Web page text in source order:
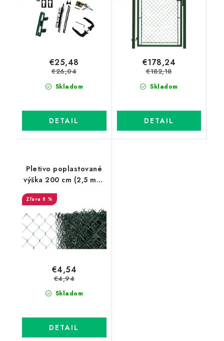
Skladom
€25,48
€26,04
DETAIL
Skladom
€178,24
€182,18
DETAIL
Pletivo poplastované
výška 200 cm (2,5 mm,
bez ND)
8 %
Skladom
€4,54
€4,94
DETAIL